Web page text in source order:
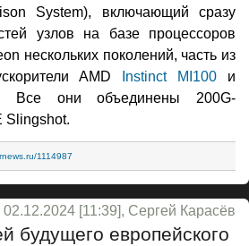
System), включающий сразу
узлов на базе процессоров
нескольких поколений, часть из
AMD
Instinct MI100 и
Все они объединены 200G-
Slingshot.
1114987
02.12.2024 [11:39], Сергей Карасёв
будущего европейского